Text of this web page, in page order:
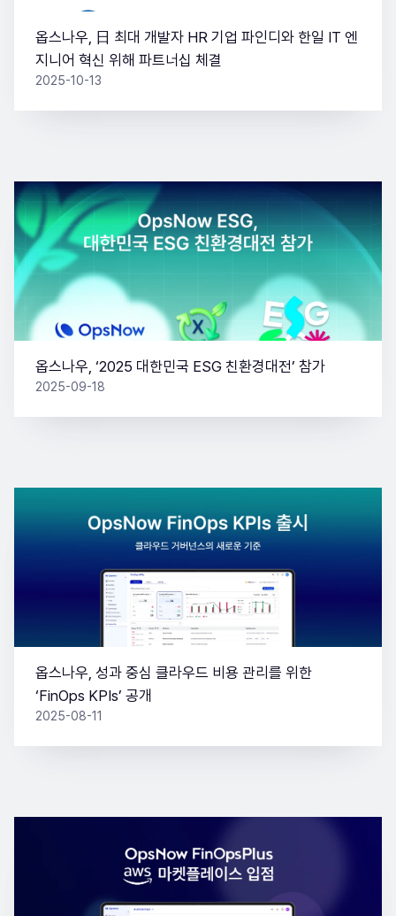
옵스나우, 日 최대 개발자 HR 기업 파인디와 한일 IT 엔
지니어 혁신 위해 파트너십 체결
2025-10-13
옵스나우, ‘2025 대한민국 ESG 친환경대전’ 참가
2025-09-18
옵스나우, 성과 중심 클라우드 비용 관리를 위한
‘FinOps KPIs’ 공개
2025-08-11